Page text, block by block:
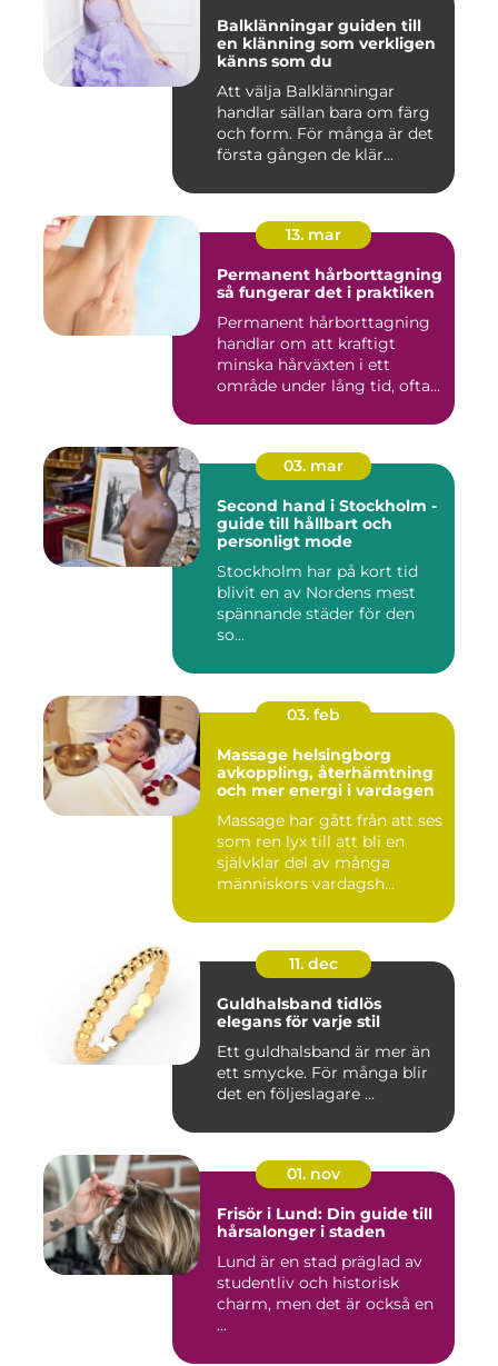
Balklänningar guiden till
en klänning som verkligen
känns som du
Att välja Balklänningar
handlar sällan bara om färg
och form. För många är det
första gången de klär...
13. mar
Permanent hårborttagning
så fungerar det i praktiken
Permanent hårborttagning
handlar om att kraftigt
minska hårväxten i ett
område under lång tid, ofta
03. mar
Second hand i Stockholm -
guide till hållbart och
personligt mode
Stockholm har på kort tid
blivit en av Nordens mest
spännande städer för den
so...
03. feb
Massage helsingborg
avkoppling, återhämtning
och mer energi i vardagen
Massage har gått från att ses
som ren lyx till att bli en
självklar del av många
människors vardagsh...
11. dec
Guldhalsband tidlös
elegans för varje stil
Ett guldhalsband är mer än
ett smycke. För många blir
det en följeslagare ...
01. nov
Frisör i Lund: Din guide till
hårsalonger i staden
Lund är en stad präglad av
studentliv och historisk
charm, men det är också en
...